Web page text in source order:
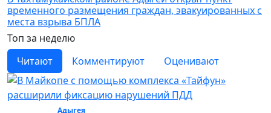
временного размещения граждан, эвакуированных с
места взрыва БПЛА
Топ за неделю
Читают
Комментируют Оценивают
Адыгея/ Общество